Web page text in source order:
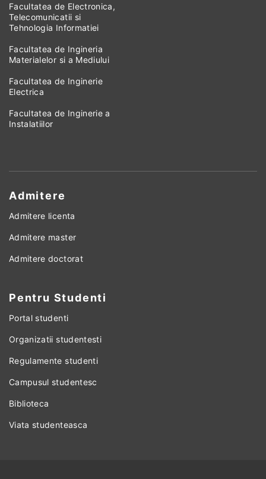
Facultatea de Electronica,
Telecomunicatii si
Tehnologia Informatiei
Facultatea de Ingineria
Materialelor si a Mediului
Facultatea de Inginerie
Electrica
Facultatea de Inginerie a
Instalatiilor
Admitere
Admitere licenta
Admitere master
Admitere doctorat
Pentru Studenti
Portal studenti
Organizatii studentesti
Regulamente studenti
Campusul studentesc
Biblioteca
Viata studenteasca